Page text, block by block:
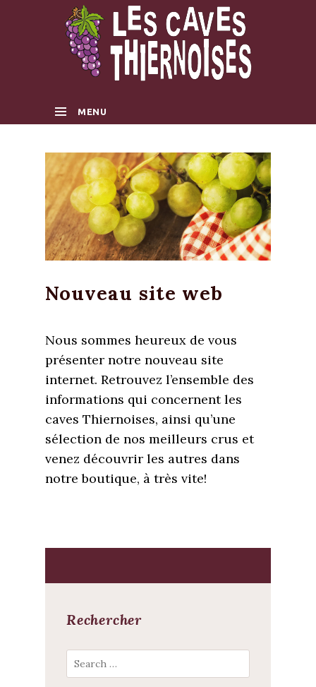
MENU
Nouveau site web
Nous sommes heureux de vous
présenter notre nouveau site
internet. Retrouvez l’ensemble des
informations qui concernent les
caves Thiernoises, ainsi qu’une
sélection de nos meilleurs crus et
venez découvrir les autres dans
notre boutique, à très vite!
Rechercher
Search